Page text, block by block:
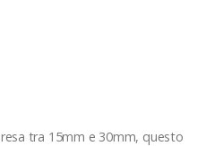
tra 15mm e 30mm, questo